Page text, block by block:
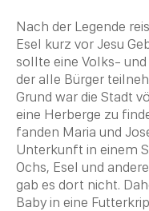
Nach der Legende
Esel kurz vor Jesu
sollte eine Volks-
der alle Bürger
Grund war die Stadt
eine Herberge zu
fanden Maria und
Unterkunft in einem
Ochs, Esel und
gab es dort nicht.
Baby in eine